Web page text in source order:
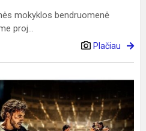
mokyklos bendruomenė
proj...
Plačiau